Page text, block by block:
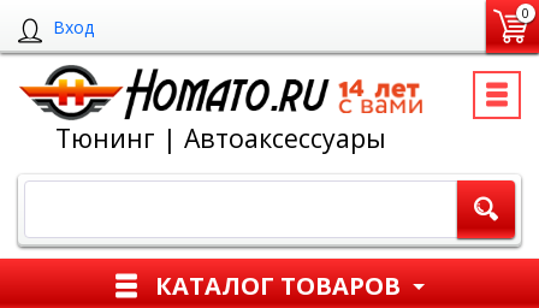
Вход
0
Тюнинг | Автоаксессуары
КАТАЛОГ ТОВАРОВ